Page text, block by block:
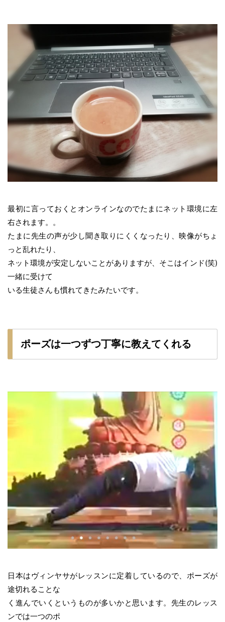
最初に言っておくとオンラインなのでたまにネット環境に左
右されます。。
たまに先生の声が少し聞き取りにくくなったり、映像がちょ
っと乱れたり、
ネット環境が安定しないことがありますが、そこはインド(笑)
一緒に受けて
いる生徒さんも慣れてきたみたいです。
ポーズは一つずつ丁寧に教えてくれる
日本はヴィンヤサがレッスンに定着しているので、ポーズが
途切れることな
く進んでいくというものが多いかと思います。先生のレッス
ンでは一つのポ